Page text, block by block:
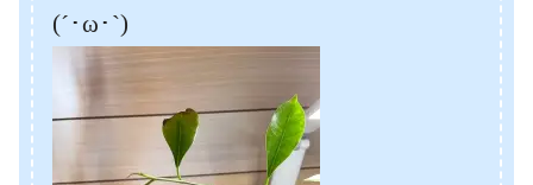
(´･ω･`)